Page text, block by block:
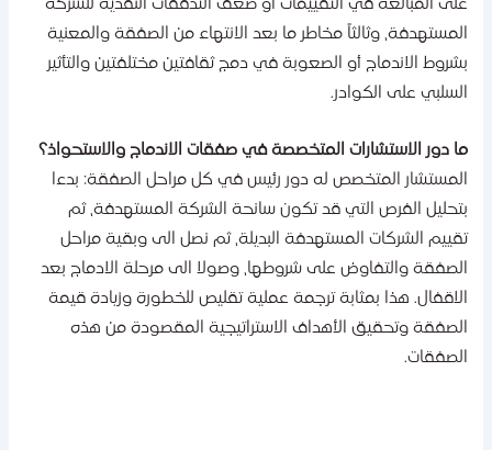
المبالغة في التقييمات أو ضعف التدفقات النقدية للشركة
وثالثاً مخاطر ما بعد الانتهاء من الصفقة والمعنية
الاندماج أو الصعوبة في دمج ثقافتين مختلفتين والتأثير
على الكوادر.
دور الاستشارات المتخصصة في صفقات الاندماج والاستحواذ؟
المتخصص له دور رئيس في كل مراحل الصفقة: بدءا
الفرص التي قد تكون سانحة الشركة المستهدفة، ثم
الشركات المستهدفة البديلة، ثم نصل الى وبقية مراحل
والتفاوض على شروطها، وصولا الى مرحلة الادماج بعد
هذا بمثابة ترجمة عملية تقليص للخطورة وزيادة قيمة
وتحقيق الأهداف الاستراتيجية المقصودة من هذه